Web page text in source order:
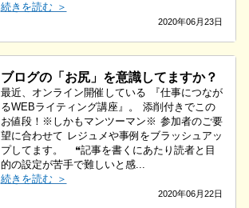
続きを読む ＞
2020年06月23日
ブログの「お尻」を意識してますか？
最近、オンライン開催している 『仕事につなが
るWEBライティング講座』。 添削付きでこの
お値段！※しかもマンツーマン※ 参加者のご要
望に合わせて レジュメや事例をブラッシュアッ
プしてます。 ❝記事を書くにあたり読者と目
的の設定が苦手で難しいと感...
続きを読む ＞
2020年06月22日